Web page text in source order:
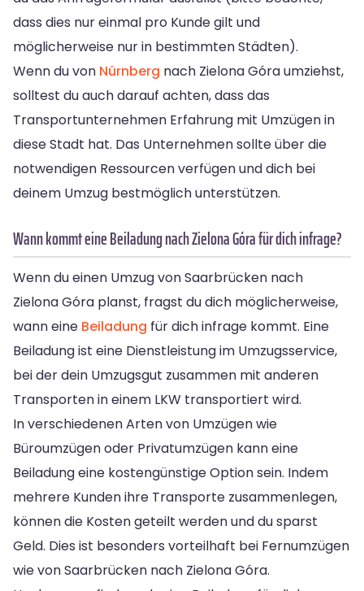
dass dies nur einmal pro Kunde gilt und
möglicherweise nur in bestimmten Städten).
Wenn du von Nürnberg nach Zielona Góra umziehst,
solltest du auch darauf achten, dass das
Transportunternehmen Erfahrung mit Umzügen in
diese Stadt hat. Das Unternehmen sollte über die
notwendigen Ressourcen verfügen und dich bei
deinem Umzug bestmöglich unterstützen.
Wann kommt eine Beiladung nach Zielona Góra für dich infrage?
Wenn du einen Umzug von Saarbrücken nach
Zielona Góra planst, fragst du dich möglicherweise,
wann eine Beiladung für dich infrage kommt. Eine
Beiladung ist eine Dienstleistung im Umzugsservice,
bei der dein Umzugsgut zusammen mit anderen
Transporten in einem LKW transportiert wird.
In verschiedenen Arten von Umzügen wie
Büroumzügen oder Privatumzügen kann eine
Beiladung eine kostengünstige Option sein. Indem
mehrere Kunden ihre Transporte zusammenlegen,
können die Kosten geteilt werden und du sparst
Geld. Dies ist besonders vorteilhaft bei Fernumzügen
wie von Saarbrücken nach Zielona Góra.